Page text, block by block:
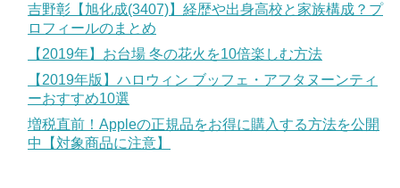
吉野彰【旭化成(3407)】経歴や出身高校と家族構成？プ
ロフィールのまとめ
【2019年】お台場 冬の花火を10倍楽しむ方法
【2019年版】ハロウィン ブッフェ・アフタヌーンティ
ーおすすめ10選
増税直前！Appleの正規品をお得に購入する方法を公開
中【対象商品に注意】